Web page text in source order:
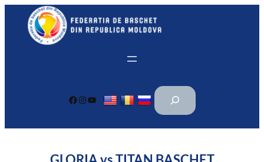
Перейти
содержимому
Facebook Instagram YouTube
П
и